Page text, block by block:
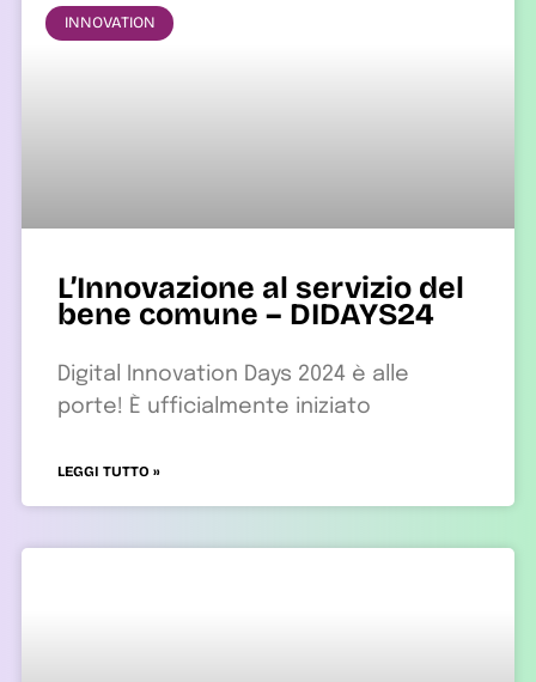
INNOVATION
L’Innovazione al servizio del
bene comune – DIDAYS24
Digital Innovation Days 2024 è alle
porte! È ufficialmente iniziato
LEGGI TUTTO »